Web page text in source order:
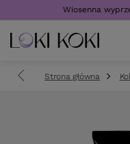
Wiosenna
Strona główna